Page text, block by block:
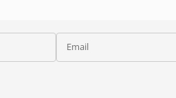
Email